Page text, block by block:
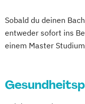
Intelligenz
Sobald du deinen
entweder sofort ins
einem Master